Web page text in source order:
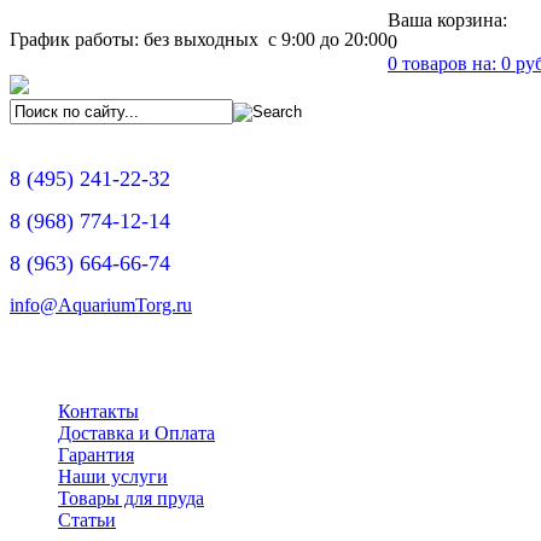
График работы: без выходных с 9:00 до 20:00
Ваша корзина:
0
0 товаров на: 0
8 (495) 241-22-32
8 (968) 774-12-14
8 (963) 664-66-74
info@AquariumTorg.ru
Контакты
Доставка и Оплата
Гарантия
Наши услуги
Товары для пруда
Статьи